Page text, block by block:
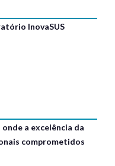
InovaSUS
a excelência da
comprometidos